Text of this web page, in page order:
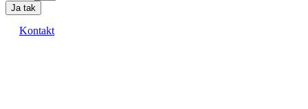
Ja tak
Kontakt